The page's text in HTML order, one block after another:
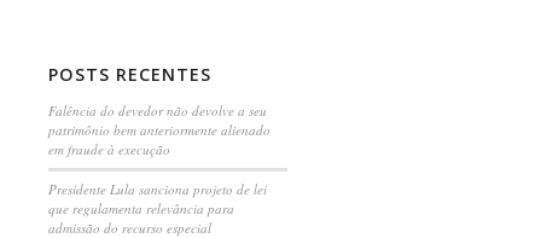
POSTS RECENTES
Falência do devedor não devolve a seu
patrimônio bem anteriormente alienado
em fraude à execução
Presidente Lula sanciona projeto de lei
que regulamenta relevância para
admissão do recurso especial